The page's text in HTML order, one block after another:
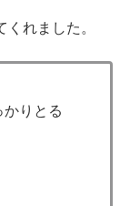
れました。
りとる